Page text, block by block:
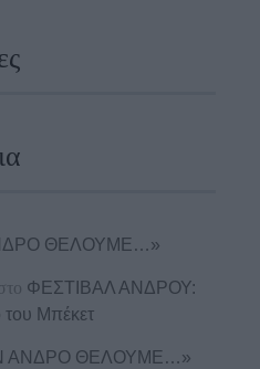
ΘΕΛΟΥΜΕ…»
ΦΕΣΤΙΒΑΛ ΑΝΔΡΟΥ:
Μπέκετ
ΑΝΔΡΟ ΘΕΛΟΥΜΕ…»